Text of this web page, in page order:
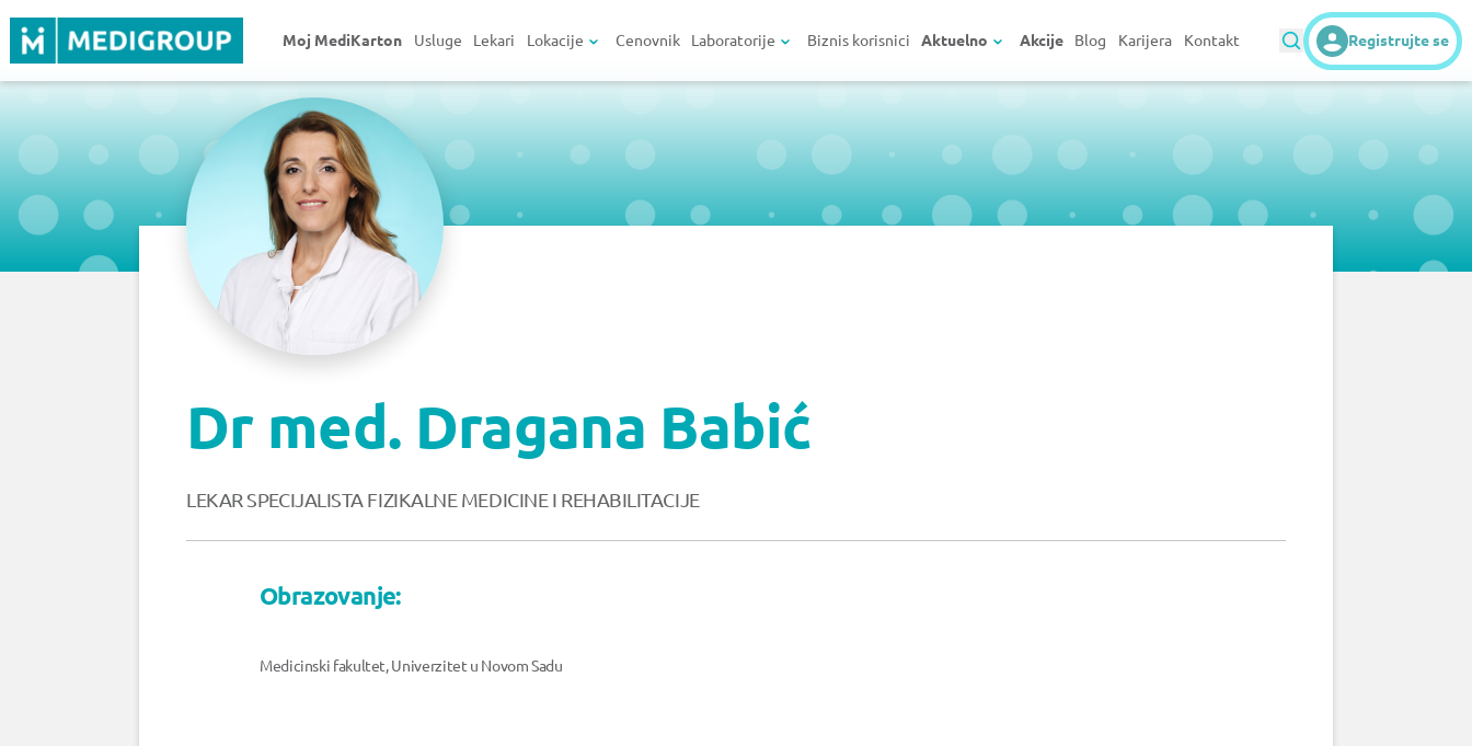
Moj MediKarton Usluge Lekari Lokacije Cenovnik Laboratorije Biznis korisnici Aktuelno Akcije Blog Karijera Kontakt Registrujte se
Dr med. Dragana Babić
LEKAR SPECIJALISTA FIZIKALNE MEDICINE I REHABILITACIJE
Obrazovanje:
Medicinski fakultet, Univerzitet u Novom Sadu